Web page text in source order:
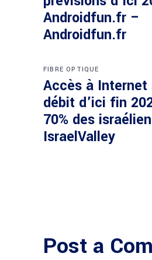
Androidfun.fr –
Androidfun.fr
FIBRE OPTIQUE
Accès à Internet
débit d’ici fin
70% des
IsraelValley
Post a